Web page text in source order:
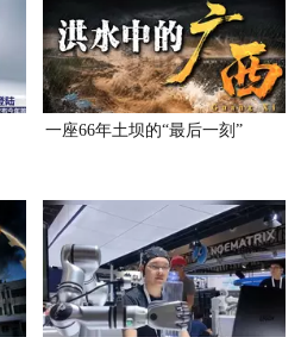
一座66年土坝的“最后一刻”